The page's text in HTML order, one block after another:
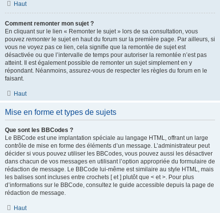
Haut
Comment remonter mon sujet ?
En cliquant sur le lien « Remonter le sujet » lors de sa consultation, vous
pouvez remonterle sujet en haut du forum sur la première page. Par ailleurs, si
vous ne voyez pas ce lien, cela signifie que la remontée de sujet est
désactivée ou que l’intervalle de temps pour autoriser la remontée n’est pas
atteint. Il est également possible de remonter un sujet simplement en y
répondant. Néanmoins, assurez-vous de respecter les règles du forum en le
faisant.
Haut
Mise en forme et types de sujets
Que sont les BBCodes ?
Le BBCode est une implantation spéciale au langage HTML, offrant un large
contrôle de mise en forme des éléments d’un message. L’administrateur peut
décider si vous pouvez utiliser les BBCodes, vous pouvez aussi les désactiver
dans chacun de vos messages en utilisant l’option appropriée du formulaire de
rédaction de message. Le BBCode lui-même est similaire au style HTML, mais
les balises sont incluses entre crochets [ et ] plutôt que < et >. Pour plus
d’informations sur le BBCode, consultez le guide accessible depuis la page de
rédaction de message.
Haut